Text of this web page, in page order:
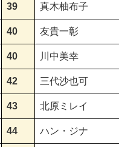
39 真木柚布子
40 友貴一彰
40 川中美幸
42 三代沙也可
43 北原ミレイ
44 ハン・ジナ